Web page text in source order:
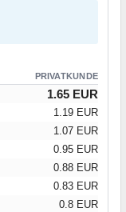
PRIVATKUNDE
1.65 EUR
1.19 EUR
1.07 EUR
0.95 EUR
0.88 EUR
0.83 EUR
0.8 EUR